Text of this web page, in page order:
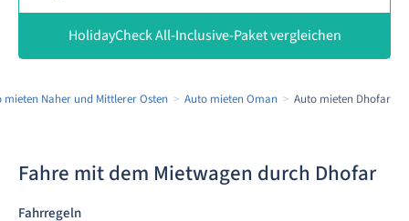
HolidayCheck All-Inclusive-Paket vergleichen
mieten Naher und Mittlerer Osten Auto mieten Oman Auto mieten Dhofar
Fahre mit dem Mietwagen durch Dhofar
Fahrregeln